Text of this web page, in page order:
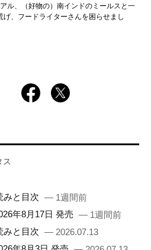
ル、（好物の）南インドのミールスと一
、フードライターさんを困らせまし
ス
みと目次 — 1週間前
年8月17日 発売 — 1週間前
みと目次 — 2026.07.13